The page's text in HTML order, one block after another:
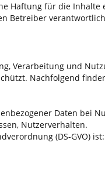
Haftung für die Inhalte
Betreiber
Verarbeitung und
Nachfolgend
Daten bei
Nutzerverhalten.
(DS-GVO) ist: